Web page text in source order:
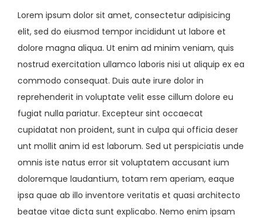
Lorem ipsum dolor sit amet, consectetur adipisicing
elit, sed do eiusmod tempor incididunt ut labore et
dolore magna aliqua. Ut enim ad minim veniam, quis
nostrud exercitation ullamco laboris nisi ut aliquip ex ea
commodo consequat. Duis aute irure dolor in
reprehenderit in voluptate velit esse cillum dolore eu
fugiat nulla pariatur. Excepteur sint occaecat
cupidatat non proident, sunt in culpa qui officia deser
unt mollit anim id est laborum. Sed ut perspiciatis unde
omnis iste natus error sit voluptatem accusant ium
doloremque laudantium, totam rem aperiam, eaque
ipsa quae ab illo inventore veritatis et quasi architecto
beatae vitae dicta sunt explicabo. Nemo enim ipsam